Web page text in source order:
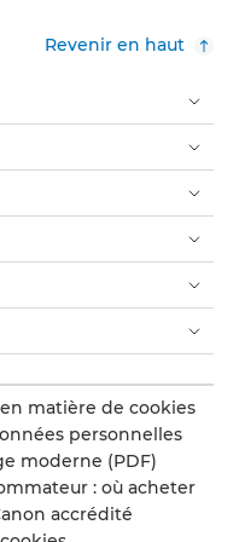
Revenir en haut
matière de cookies
personnelles
moderne (PDF)
: où acheter
accrédité